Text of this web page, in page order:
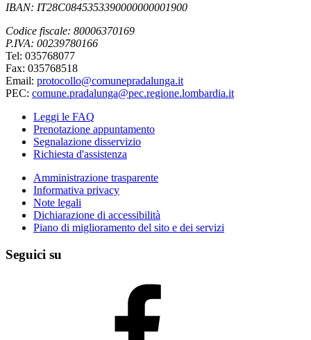
IBAN: IT28C0845353390000000001900
Codice fiscale: 80006370169
P.IVA: 00239780166
Tel: 035768077
Fax: 035768518
Email: protocollo@comunepradalunga.it
PEC: comune.pradalunga@pec.regione.lombardia.it
Leggi le FAQ
Prenotazione appuntamento
Segnalazione disservizio
Richiesta d'assistenza
Amministrazione trasparente
Informativa privacy
Note legali
Dichiarazione di accessibilità
Piano di miglioramento del sito e dei servizi
Seguici su